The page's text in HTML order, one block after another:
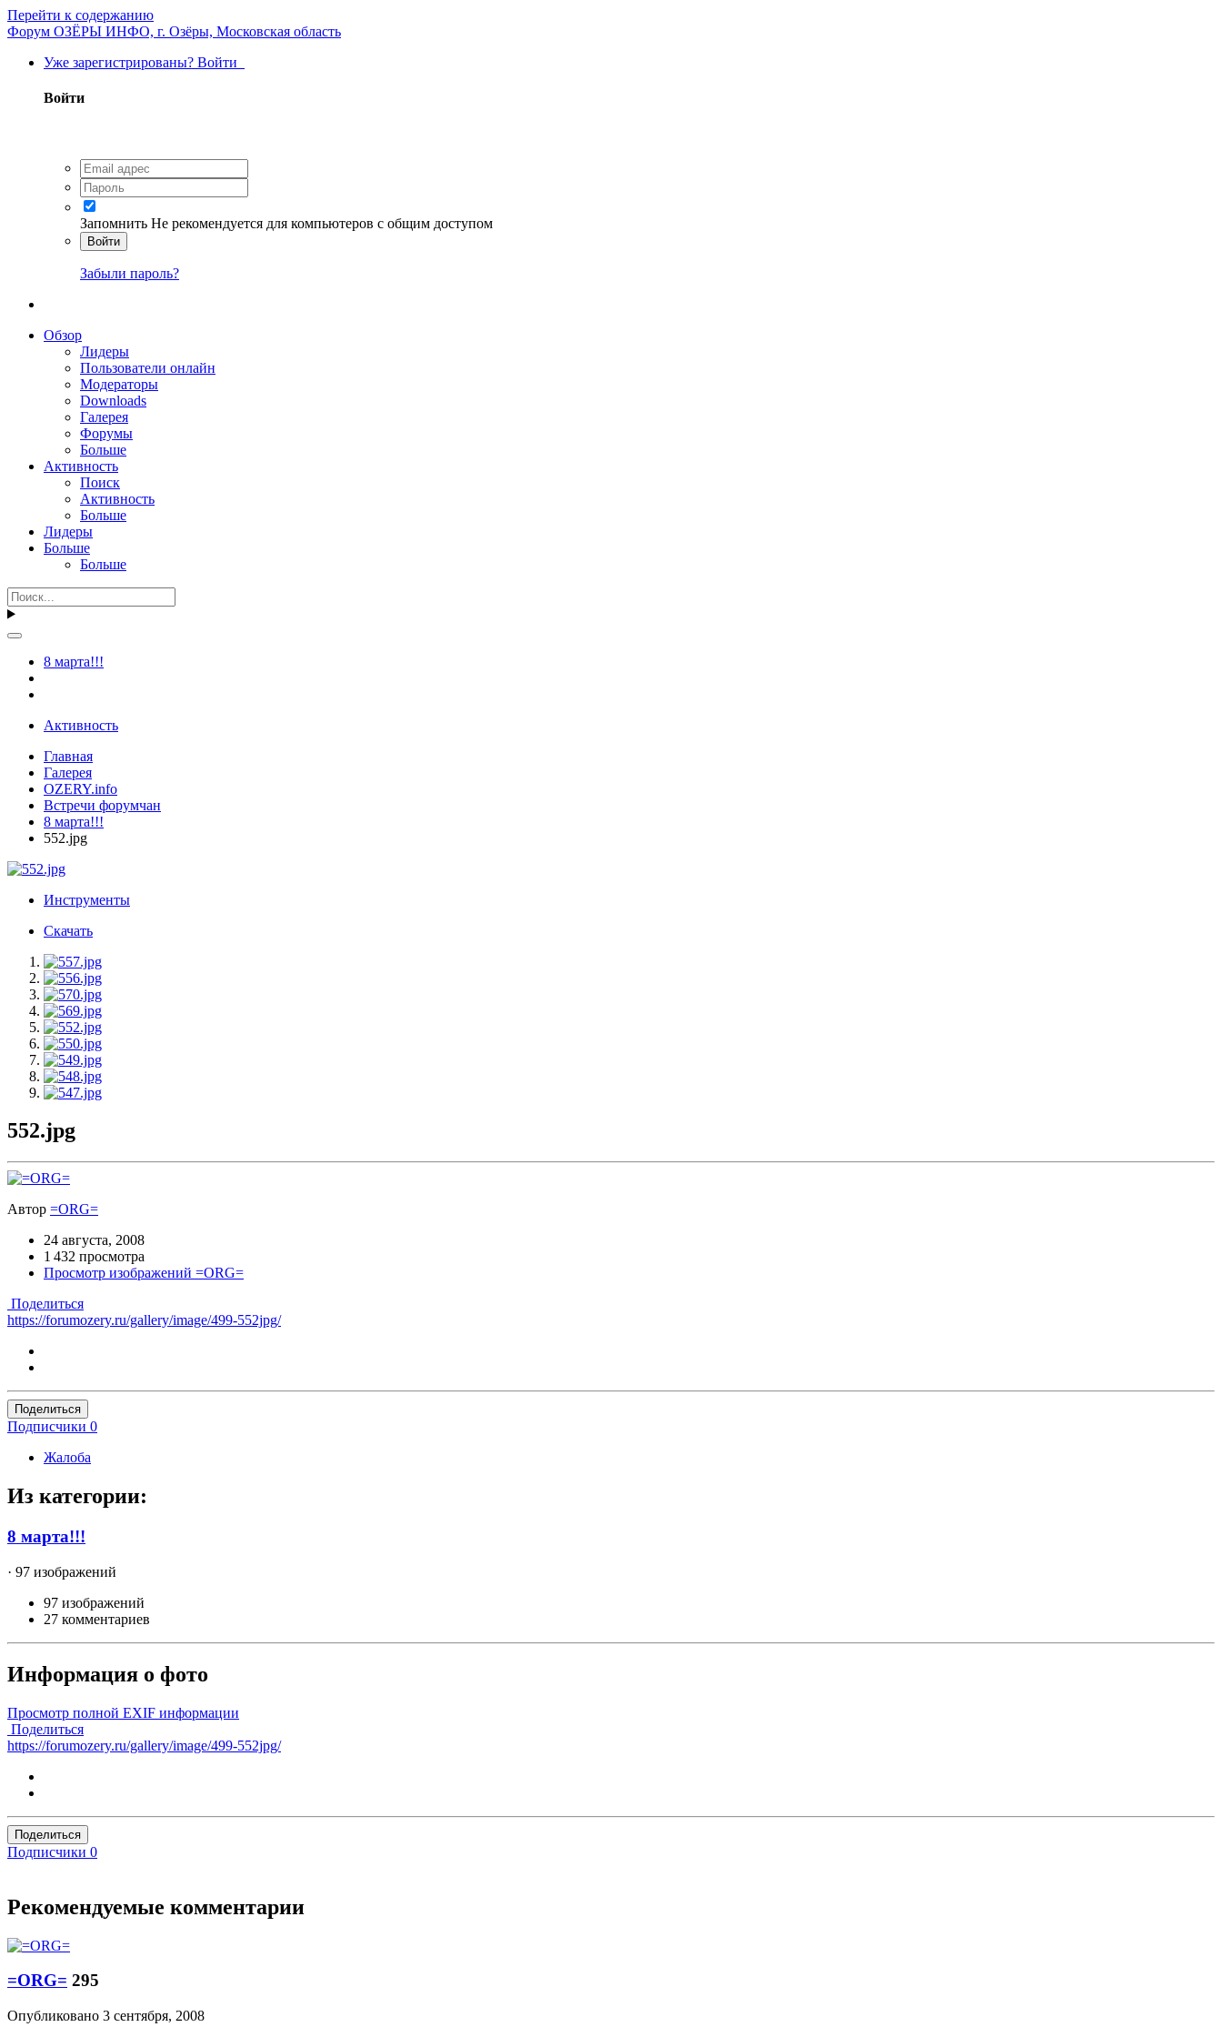
Перейти к содержанию
Форум ОЗЁРЫ ИНФО, г. Озёры, Московская область
Уже зарегистрированы? Войти
Войти
Запомнить Не рекомендуется для компьютеров с общим доступом
Войти
Забыли пароль?
Обзор
Лидеры
Пользователи онлайн
Модераторы
Downloads
Галерея
Форумы
Больше
Активность
Поиск
Активность
Больше
Лидеры
Больше
Больше
8 марта!!!
Активность
Главная
Галерея
OZERY.info
Встречи форумчан
8 марта!!!
552.jpg
Инструменты
Скачать
552.jpg
Автор =ORG=
24 августа, 2008
1 432 просмотра
Просмотр изображений =ORG=
Поделиться
https://forumozery.ru/gallery/image/499-552jpg/
Поделиться
Подписчики 0
Жалоба
Из категории:
8 марта!!!
· 97 изображений
97 изображений
27 комментариев
Информация о фото
Просмотр полной EXIF информации
Поделиться
https://forumozery.ru/gallery/image/499-552jpg/
Поделиться
Подписчики 0
Рекомендуемые комментарии
=ORG= 295
Опубликовано 3 сентября, 2008